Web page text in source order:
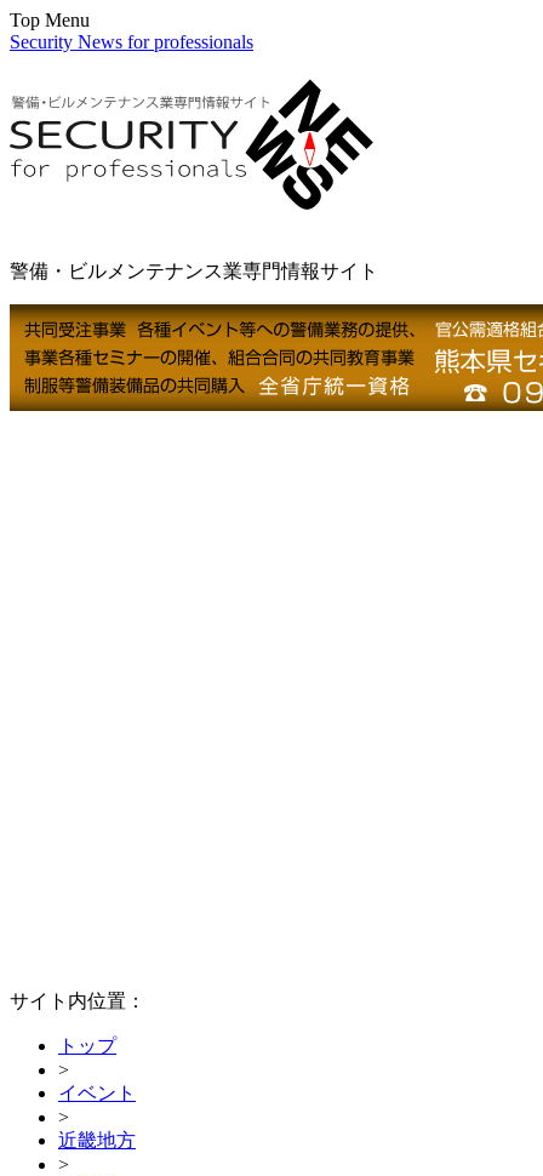
Top Menu
Security News for professionals
警備・ビルメンテナンス業専門情報サイト
サイト内位置：
トップ
>
イベント
>
近畿地方
>